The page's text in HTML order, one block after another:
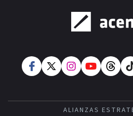
ALIANZAS